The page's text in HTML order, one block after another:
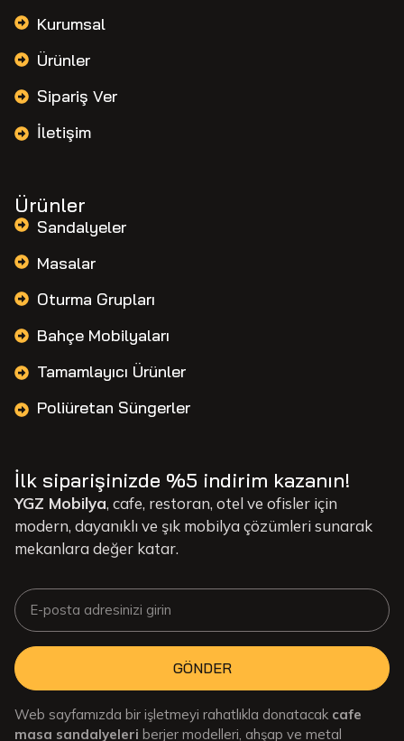
Kurumsal
Ürünler
Sipariş Ver
İletişim
Ürünler
Sandalyeler
Masalar
Oturma Grupları
Bahçe Mobilyaları
Tamamlayıcı Ürünler
Poliüretan Süngerler
İlk siparişinizde %5 indirim kazanın!
YGZ Mobilya, cafe, restoran, otel ve ofisler için
modern, dayanıklı ve şık mobilya çözümleri sunarak
mekanlara değer katar.
GÖNDER
Web sayfamızda bir işletmeyi rahatlıkla donatacak cafe
masa sandalyeleri berjer modelleri, ahşap ve metal